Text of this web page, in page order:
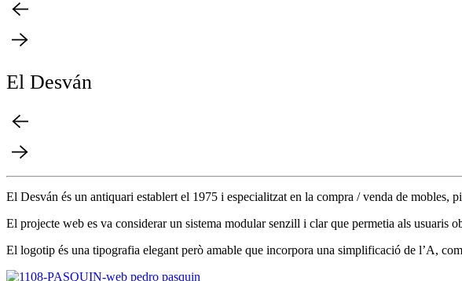
El Desván
El Desván és un antiquari establert el 1975 i especialitzat en la compra / venda de mobles,
El projecte web es va considerar un sistema modular senzill i clar que permetia als usuaris
El logotip és una tipografia elegant però amable que incorpora una simplificació de l’A,